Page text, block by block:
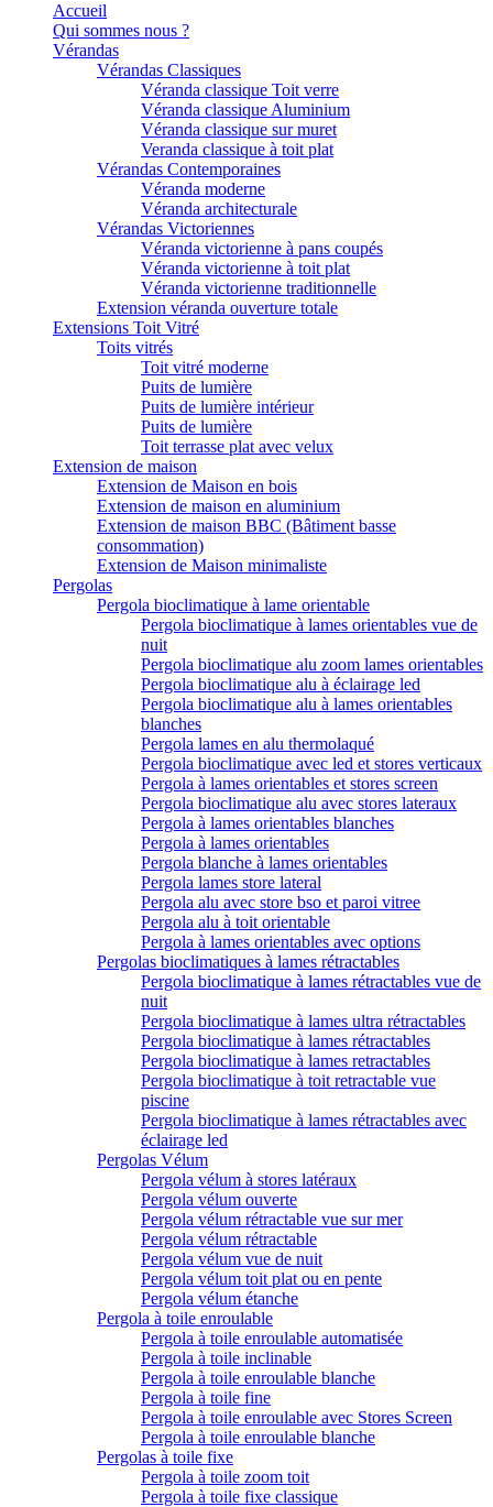
Accueil
Qui sommes nous ?
Vérandas
Vérandas Classiques
Véranda classique Toit verre
Véranda classique Aluminium
Véranda classique sur muret
Veranda classique à toit plat
Vérandas Contemporaines
Véranda moderne
Véranda architecturale
Vérandas Victoriennes
Véranda victorienne à pans coupés
Véranda victorienne à toit plat
Véranda victorienne traditionnelle
Extension véranda ouverture totale
Extensions Toit Vitré
Toits vitrés
Toit vitré moderne
Puits de lumière
Puits de lumière intérieur
Puits de lumière
Toit terrasse plat avec velux
Extension de maison
Extension de Maison en bois
Extension de maison en aluminium
Extension de maison BBC (Bâtiment basse
consommation)
Extension de Maison minimaliste
Pergolas
Pergola bioclimatique à lame orientable
Pergola bioclimatique à lames orientables vue de
nuit
Pergola bioclimatique alu zoom lames orientables
Pergola bioclimatique alu à éclairage led
Pergola bioclimatique alu à lames orientables
blanches
Pergola lames en alu thermolaqué
Pergola bioclimatique avec led et stores verticaux
Pergola à lames orientables et stores screen
Pergola bioclimatique alu avec stores lateraux
Pergola à lames orientables blanches
Pergola à lames orientables
Pergola blanche à lames orientables
Pergola lames store lateral
Pergola alu avec store bso et paroi vitree
Pergola alu à toit orientable
Pergola à lames orientables avec options
Pergolas bioclimatiques à lames rétractables
Pergola bioclimatique à lames rétractables vue de
nuit
Pergola bioclimatique à lames ultra rétractables
Pergola bioclimatique à lames rétractables
Pergola bioclimatique à lames retractables
Pergola bioclimatique à toit retractable vue
piscine
Pergola bioclimatique à lames rétractables avec
éclairage led
Pergolas Vélum
Pergola vélum à stores latéraux
Pergola vélum ouverte
Pergola vélum rétractable vue sur mer
Pergola vélum rétractable
Pergola vélum vue de nuit
Pergola vélum toit plat ou en pente
Pergola vélum étanche
Pergola à toile enroulable
Pergola à toile enroulable automatisée
Pergola à toile inclinable
Pergola à toile enroulable blanche
Pergola à toile fine
Pergola à toile enroulable avec Stores Screen
Pergola à toile enroulable blanche
Pergolas à toile fixe
Pergola à toile zoom toit
Pergola à toile fixe classique